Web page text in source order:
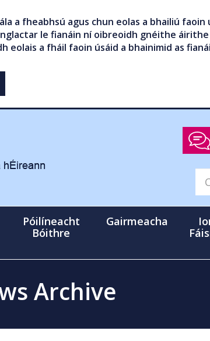
a fheabhsú agus chun eolas a bhailiú faoin
le fianáin ní oibreoidh gnéithe
eolais a fháil faoin úsáid a bhainimid as
Póilíneacht
Bóithre
Gairmeacha
Archive